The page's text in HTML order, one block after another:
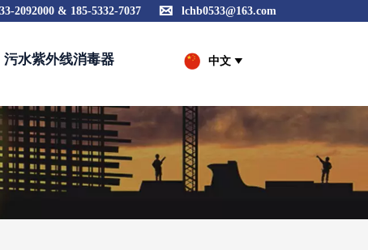
2092000 & 185-5332-7037  lchb0533@163.com
污水紫外线消毒器 中文 